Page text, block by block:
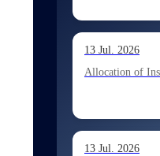
13 Jul. 2026
Allocation of
13 Jul. 2026